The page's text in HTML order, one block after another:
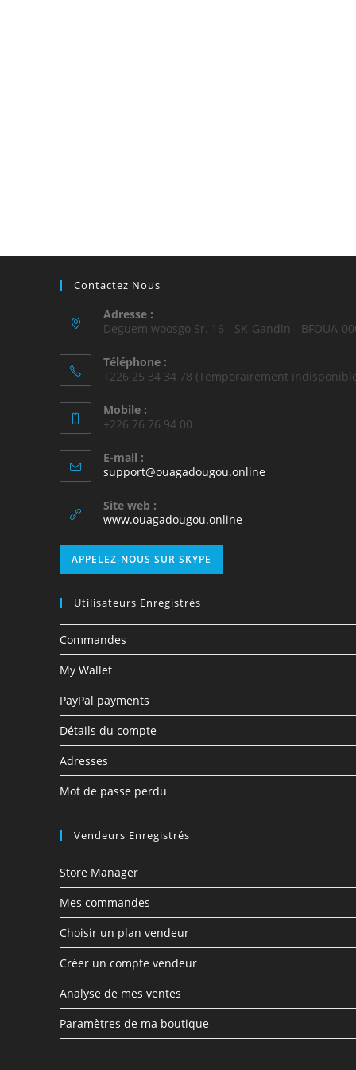
Contactez Nous
Adresse :
Deguem woosgo Sr. 16 - SK-Gandin - BFOUA-
Téléphone :
+226 25 34 34 78 (Temporairement
Mobile :
+226 76 76 94 00
E-mail :
support@ouagadougou.online
Site web :
www.ouagadougou.online
APPELEZ-NOUS SUR SKYPE
Utilisateurs Enregistrés
Commandes
My Wallet
PayPal payments
Détails du compte
Adresses
Mot de passe perdu
Vendeurs Enregistrés
Store Manager
Mes commandes
Choisir un plan vendeur
Créer un compte vendeur
Analyse de mes ventes
Paramètres de ma boutique